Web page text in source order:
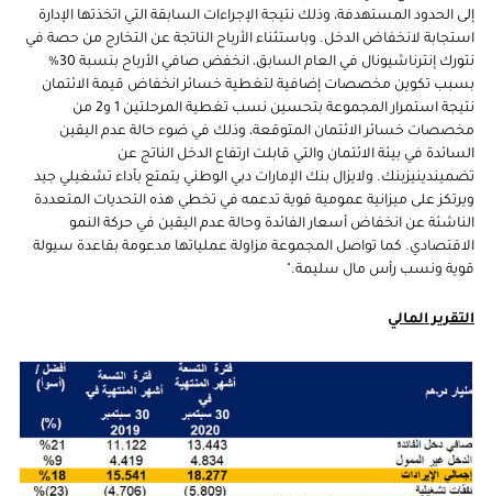
إلى الحدود المستهدفة، وذلك نتيجة الإجراءات السابقة التي اتخذتها الإدارة
استجابة لانخفاض الدخل. وباستثناء الأرباح الناتجة عن التخارج من حصة في
نتورك إنترناشيونال في العام السابق، انخفض صافي الأرباح بنسبة 30%
بسبب تكوين مخصصات إضافية لتغطية خسائر انخفاض قيمة الائتمان
نتيجة استمرار المجموعة بتحسين نسب تغطية المرحلتين 1 و2 من
مخصصات خسائر الائتمان المتوقعة، وذلك في ضوء حالة عدم اليقين
السائدة في بيئة الائتمان والتي قابلت ارتفاع الدخل الناتج عن
تضميندينيزبنك. ولايزال بنك الإمارات دبي الوطني يتمتع بأداء تشغيلي جيد
ويرتكز على ميزانية عمومية قوية تدعمه في تخطي هذه التحديات المتعددة
الناشئة عن انخفاض أسعار الفائدة وحالة عدم اليقين في حركة النمو
الاقتصادي. كما تواصل المجموعة مزاولة عملياتها مدعومة بقاعدة سيولة
قوية ونسب رأس مال سليمة."
التقرير المالي